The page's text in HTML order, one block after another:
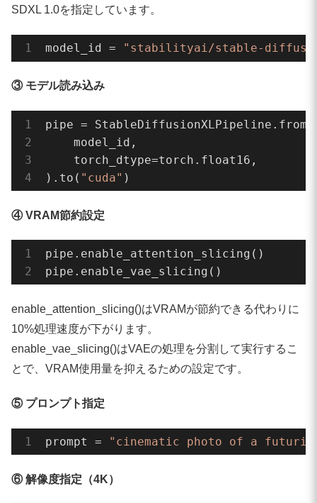
print(f"seed: {seed}
SDXL 1.0を指定しています。
model_id = "stabilityai/stable-
③ モデル読み込み
pipe =
    model_id,
    torch_dtype=torch.float16,
).to( "cuda" )
④ VRAM節約設定
pipe.enable_attention_slicing()
pipe.enable_vae_slicing()
enable_attention_slicing()はVRAMが節約できる代わりに
10%処理速度が下がります。
enable_vae_slicing()はVAEの処理を分割して実行するこ
とで、VRAM使用量を抑えるための設定です。
⑤ プロンプト指定
prompt = "cinematic photo of a
⑥ 解像度指定（4K）